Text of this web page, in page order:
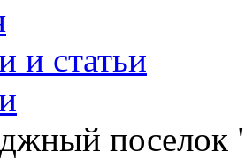
и статьи